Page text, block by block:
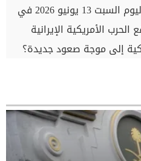
سعر الدولار اليوم السبت 13 يونيو 2026 في
الأمريكية الإيرانية
إلى موجة صعود جديدة؟